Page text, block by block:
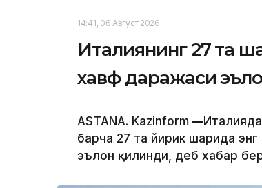
14:41, 06 Август 2026
Италиянинг 27 та
хавф даражаси
ASTANA. Kazinform —
барча 27 та йирик шаҳрида
эълон қилинди, деб хабар